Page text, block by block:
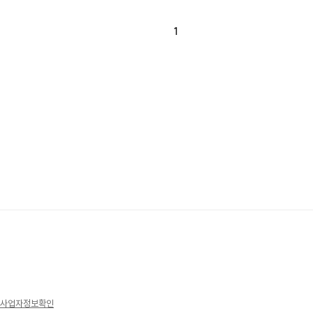
1
사업자정보확인